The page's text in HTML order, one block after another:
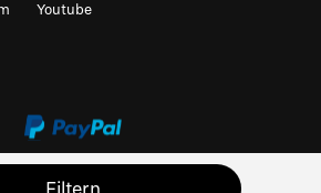
Filtern
Youtube